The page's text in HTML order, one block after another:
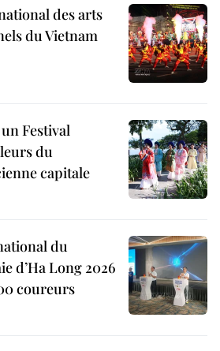
des arts
du Vietnam
Festival
du
capitale
du
d’Ha Long 2026
coureurs